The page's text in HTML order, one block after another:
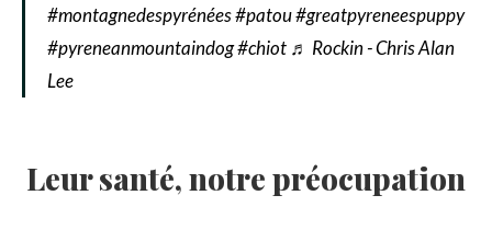
#montagnedespyrénées#patou#greatpyreneespuppy
#pyreneanmountaindog#chiot ♬ Rockin - Chris Alan
Lee
Leur santé, notre préocupation